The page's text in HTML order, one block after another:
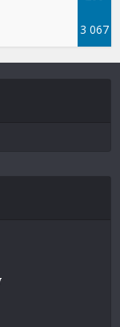
3 067